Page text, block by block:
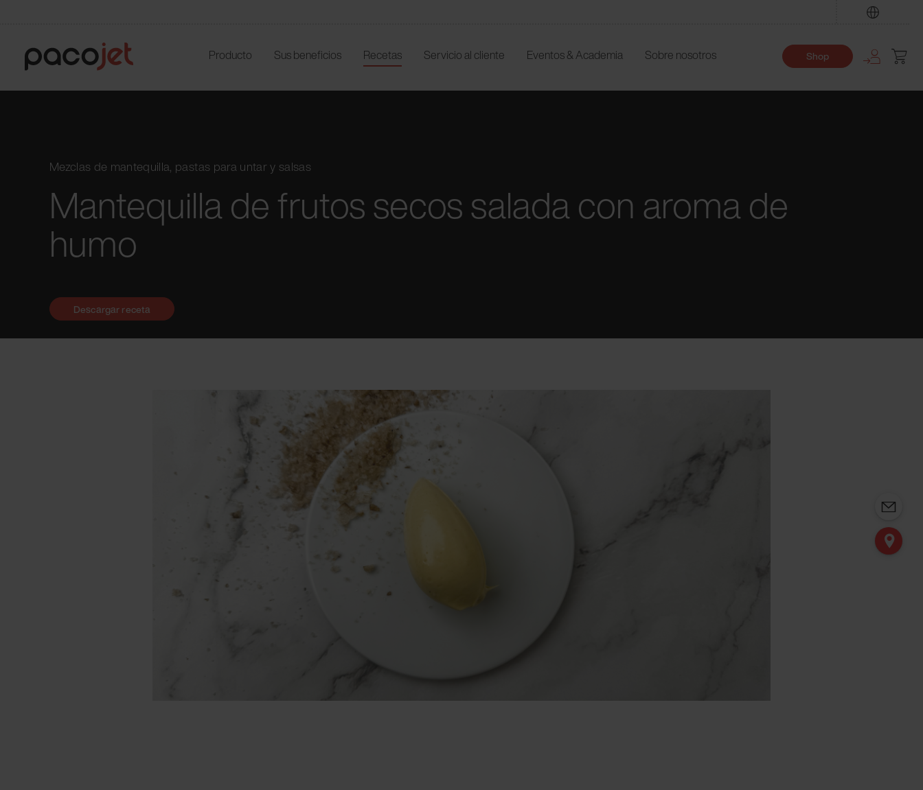
Producto Sus beneficios Recetas Servicio al cliente Eventos & Academia Sobre nosotros Shop
Mezclas de mantequilla, pastas para untar y salsas
Mantequilla de frutos secos salada con aroma de
humo
Descargar receta